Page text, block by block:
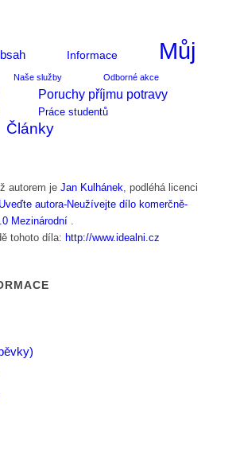
Informace
Můj
Naše služby Odborné akce
Poruchy příjmu potravy
Práce studentů
Články
autorem je Jan Kulhánek , podléhá licenci
autora-Neužívejte dílo komerčně-
Mezinárodní
tohoto díla: http://www.idealni.cz